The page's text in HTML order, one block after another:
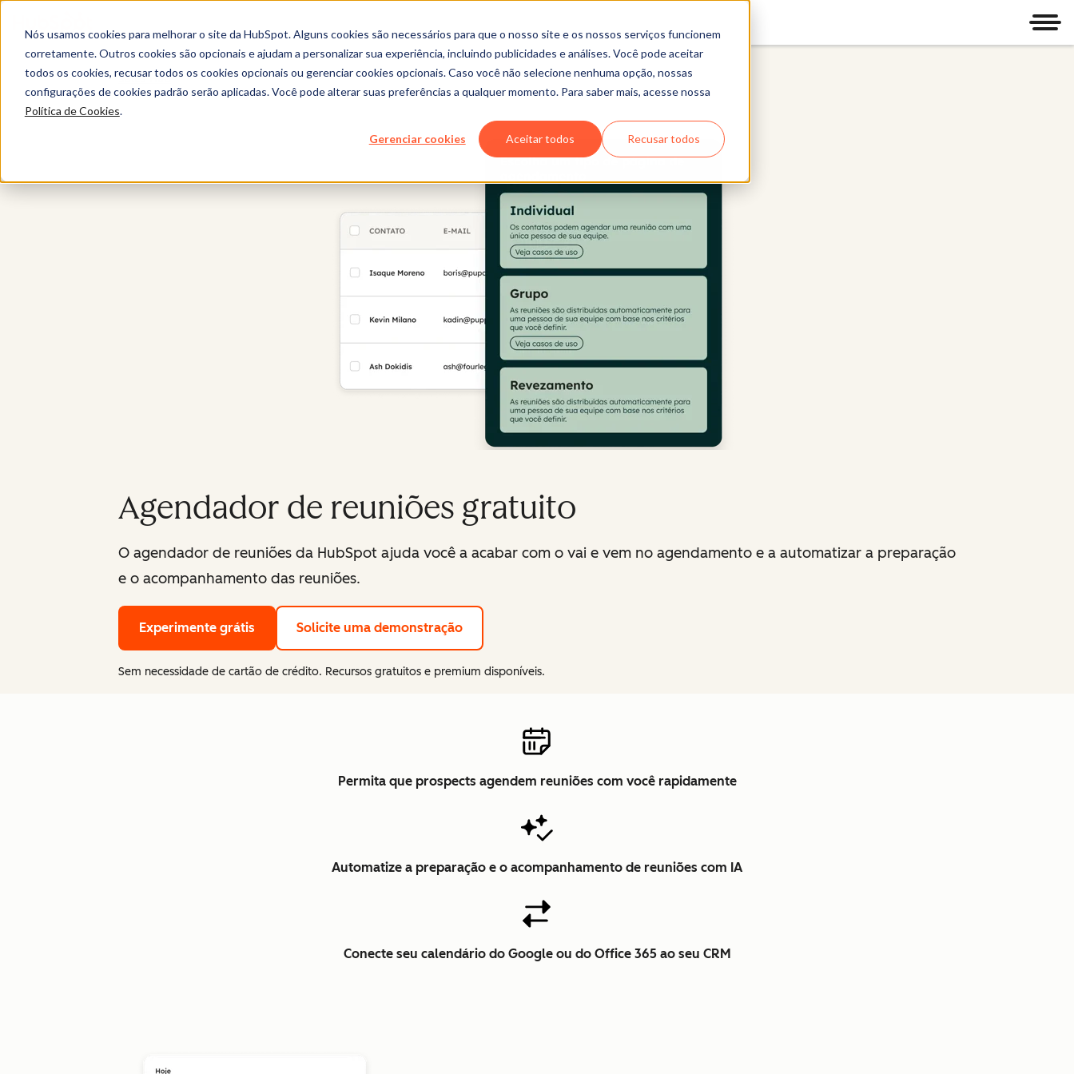
Nós usamos cookies para melhorar o site da HubSpot. Alguns cookies são necessários para que o nosso site e os nossos serviços funcionem
corretamente. Outros cookies são opcionais e ajudam a personalizar sua experiência, incluindo publicidades e análises. Você pode aceitar
todos os cookies, recusar todos os cookies opcionais ou gerenciar cookies opcionais. Caso você não selecione nenhuma opção, nossas
configurações de cookies padrão serão aplicadas. Você pode alterar suas preferências a qualquer momento. Para saber mais, acesse nossa
Política de Cookies.
Gerenciar cookies Aceitar todos Recusar todos
Sales Hub
Agendador de reuniões gratuito
O agendador de reuniões da HubSpot ajuda você a acabar com o vai e vem no agendamento e a automatizar a preparação
e o acompanhamento das reuniões.
Experimente grátis Solicite uma demonstração
Sem necessidade de cartão de crédito. Recursos gratuitos e premium disponíveis.
Permita que prospects agendem reuniões com você rapidamente
Automatize a preparação e o acompanhamento de reuniões com IA
Conecte seu calendário do Google ou do Office 365 ao seu CRM